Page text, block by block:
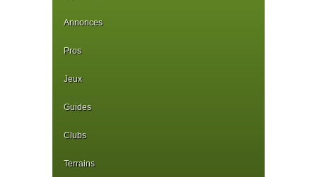
Annonces
Pros
Jeux
Guides
Clubs
Terrains